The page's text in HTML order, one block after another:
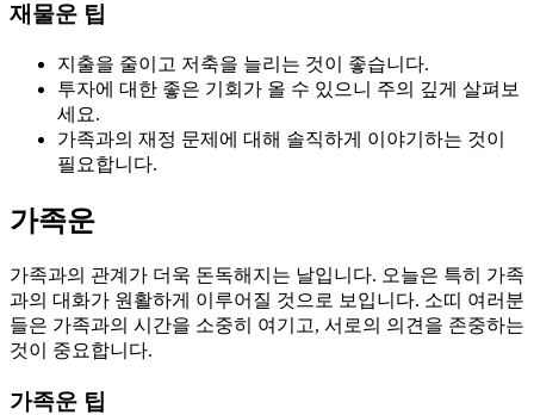
재물운 팁
지출을 줄이고 저축을 늘리는 것이 좋습니다.
투자에 대한 좋은 기회가 올 수 있으니 주의 깊게 살펴보
세요.
가족과의 재정 문제에 대해 솔직하게 이야기하는 것이
필요합니다.
가족운
가족과의 관계가 더욱 돈독해지는 날입니다. 오늘은 특히 가족
과의 대화가 원활하게 이루어질 것으로 보입니다. 소띠 여러분
들은 가족과의 시간을 소중히 여기고, 서로의 의견을 존중하는
것이 중요합니다.
가족운 팁